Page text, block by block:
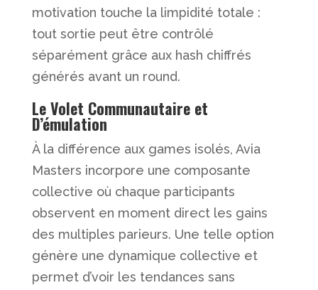
motivation touche la limpidité totale :
tout sortie peut être contrôlé
séparément grâce aux hash chiffrés
générés avant un round.
Le Volet Communautaire et
D’émulation
À la différence aux games isolés, Avia
Masters incorpore une composante
collective où chaque participants
observent en moment direct les gains
des multiples parieurs. Une telle option
génère une dynamique collective et
permet d’voir les tendances sans